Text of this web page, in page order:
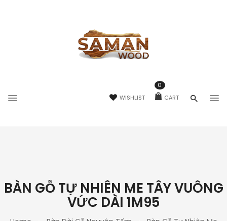
WISHLIST CART
0
BÀN GỖ TỰ NHIÊN ME TÂY VUÔNG
VỨC DÀI 1M95